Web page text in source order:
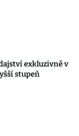
exkluzivně v
stupeň